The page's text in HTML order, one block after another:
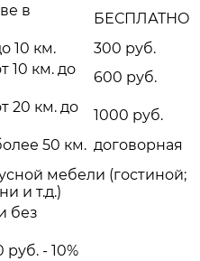
в
БЕСПЛАТНО
10 км.
300 руб.
10 км. до
600 руб.
20 км. до
1000 руб.
50 км. договорная
мебели (гостиной;
и т.д.)
без
- 10%